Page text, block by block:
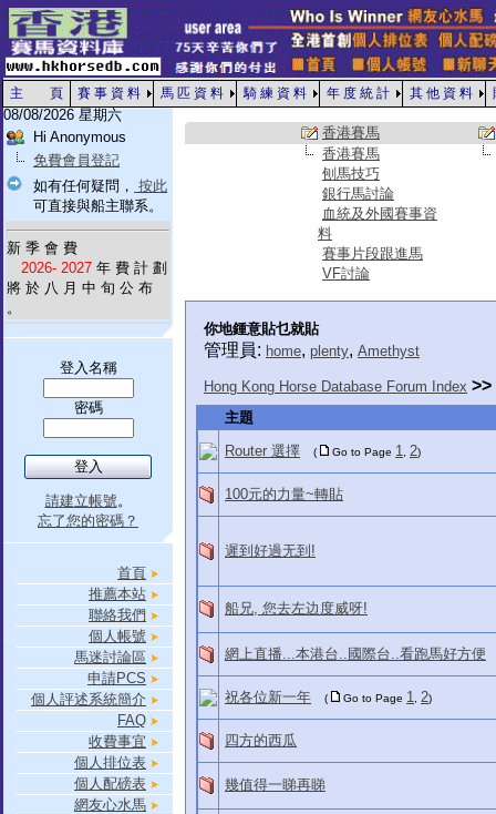
主 頁 賽 事 資 料 馬 匹 資 料 騎 練 資 料 年 度 統 計 其 他 資 料
08/08/2026 星期六
Hi Anonymous
免費會員登記
如有任何疑問， 按此
可直接與船主聯系。
新 季 會 費
2026- 2027 年 費 計 劃
將 於 八 月 中 旬 公 布
。
登入名稱
密碼
請建立帳號。
忘了您的密碼？
首頁
推薦本站
聯絡我們
個人帳號
馬迷討論區
申請PCS
個人評述系統簡介
FAQ
收費事宜
個人排位表
個人配磅表
網友心水馬
香港賽馬
香港賽馬
刨馬技巧
銀行馬討論
血統及外國賽事資
料
賽事片段跟進馬
VF討論
你地鍾意貼乜就貼
管理員: home, plenty, Amethyst
Hong Kong Horse Database Forum Index >>
主題
Router 選擇
( Go to Page 1 2)
100元的力量~轉貼
遲到好過无到!
船兄, 您去左边度威呀!
網上直播...本港台..國際台..看跑馬好方便
祝各位新一年 ( Go to Page 1 2)
四方的西瓜
幾值得一睇再睇